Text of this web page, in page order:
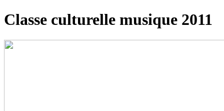
Classe culturelle musique 2011